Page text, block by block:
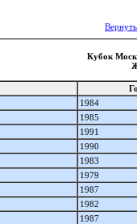
Кубок
1984
1985
1991
1990
1983
1979
1987
1982
1987